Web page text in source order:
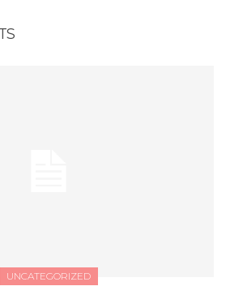
UNCATEGORIZED